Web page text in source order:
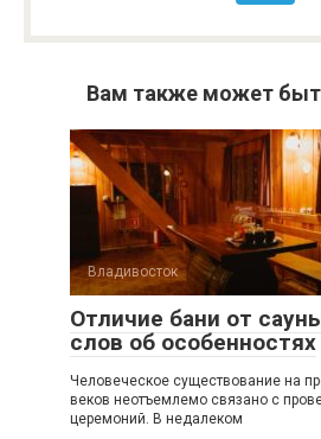
Вам также может
Владивосток
Отличие бани от
слов об особенностях
Человеческое существование на
веков неотъемлемо связано с
церемоний. В недалеком